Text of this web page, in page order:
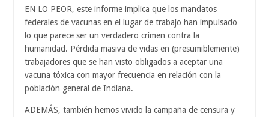
EN LO PEOR, este informe implica que los mandatos
federales de vacunas en el lugar de trabajo han impulsado
lo que parece ser un verdadero crimen contra la
humanidad. Pérdida masiva de vidas en (presumiblemente)
trabajadores que se han visto obligados a aceptar una
vacuna tóxica con mayor frecuencia en relación con la
población general de Indiana.
ADEMÁS, también hemos vivido la campaña de censura y